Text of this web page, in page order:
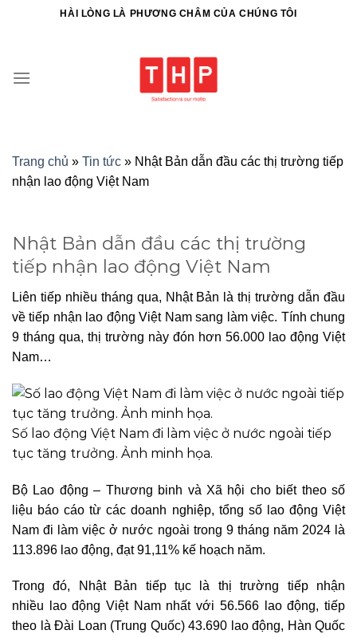
HÀI LÒNG LÀ PHƯƠNG CHÂM CỦA CHÚNG TÔI
Trang chủ » Tin tức » Nhật Bản dẫn đầu các thị trường tiếp
nhận lao động Việt Nam
Nhật Bản dẫn đầu các thị trường
tiếp nhận lao động Việt Nam
Liên tiếp nhiều tháng qua, Nhật Bản là thị trường dẫn đầu
về tiếp nhận lao động Việt Nam sang làm việc. Tính chung
9 tháng qua, thị trường này đón hơn 56.000 lao động Việt
Nam…
Số lao động Việt Nam đi làm việc ở nước ngoài tiếp
tục tăng trưởng. Ảnh minh họa.
Bộ Lao động – Thương binh và Xã hội cho biết theo số
liệu báo cáo từ các doanh nghiệp, tổng số lao động Việt
Nam đi làm việc ở nước ngoài trong 9 tháng năm 2024 là
113.896 lao động, đạt 91,11% kế hoạch năm.
Trong đó, Nhật Bản tiếp tục là thị trường tiếp nhận
nhiều lao động Việt Nam nhất với 56.566 lao động, tiếp
theo là Đài Loan (Trung Quốc) 43.690 lao động, Hàn Quốc